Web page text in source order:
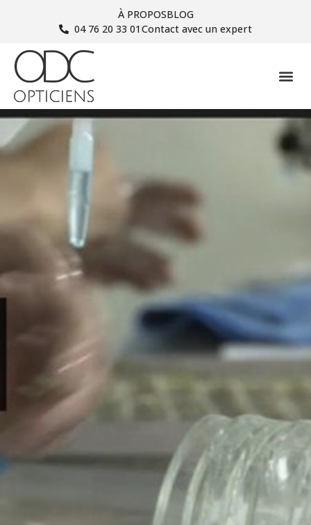
À PROPOSBLOG
04 76 20 33 01Contact avec un expert